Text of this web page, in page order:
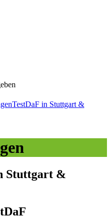
TestDaF in Stuttgart &
Stuttgart &